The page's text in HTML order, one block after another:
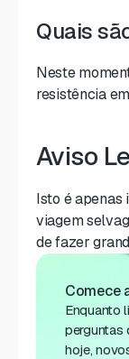
Quais
Neste
resistência
Aviso
Isto é apenas
viagem
de fazer
Comece
Enquanto
perguntas
hoje,